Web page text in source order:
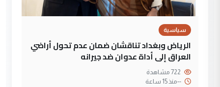
سياسية
الرياض وبغداد تناقشان ضمان عدم تحول أراضي
العراق إلى أداة عدوان ضد جيرانه
--منذ 15 ساعة